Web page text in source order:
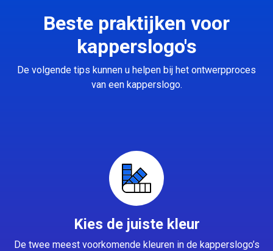
Beste praktijken voor
kapperslogo's
De volgende tips kunnen u helpen bij het ontwerpproces
van een kapperslogo.
Kies de juiste kleur
De twee meest voorkomende kleuren in de kapperslogo’s